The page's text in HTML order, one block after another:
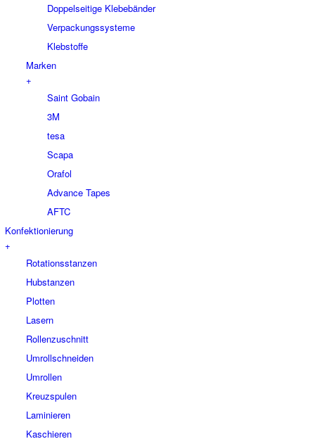
Doppelseitige Klebebänder
Verpackungssysteme
Klebstoffe
Marken
+
Saint Gobain
3M
tesa
Scapa
Orafol
Advance Tapes
AFTC
Konfektionierung
+
Rotationsstanzen
Hubstanzen
Plotten
Lasern
Rollenzuschnitt
Umrollschneiden
Umrollen
Kreuzspulen
Laminieren
Kaschieren